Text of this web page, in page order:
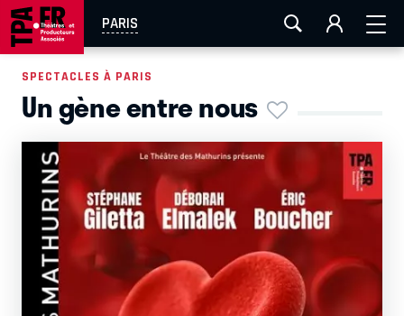
PARIS
AIX-MARSEILLE LA ROCHELLE
EN TOURNÉE
SPECTACLES À PARIS
Un gène entre nous